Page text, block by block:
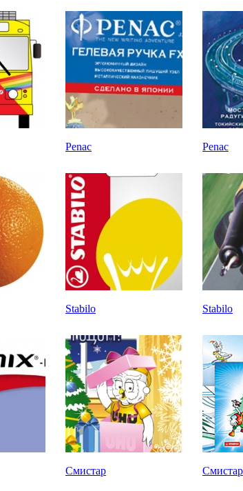
Penac Penac
Stabilo Stabilo
Смистар Смистар